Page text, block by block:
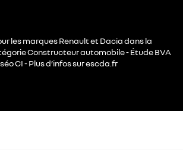
les marques Renault et Dacia dans la
Constructeur automobile - Étude BVA
CI - Plus d’infos sur escda.fr